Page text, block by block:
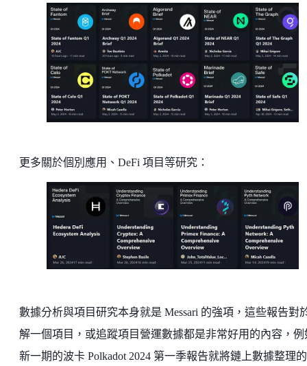
更多關於個別應用、DeFi 項目等研究：
數據分析與項目研究本身就是 Messari 的強項，這些報告對
解一個項目，或追蹤項目營運數據都是非常好用的內容，例
新一期的波卡 Polkadot 2024 第一季報告就將鏈上數據整理